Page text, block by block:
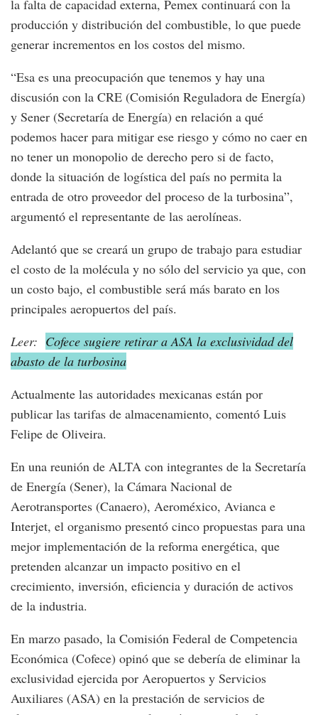
la falta de capacidad externa, Pemex continuará con la
producción y distribución del combustible, lo que puede
generar incrementos en los costos del mismo.
“Esa es una preocupación que tenemos y hay una
discusión con la CRE (Comisión Reguladora de Energía)
y Sener (Secretaría de Energía) en relación a qué
podemos hacer para mitigar ese riesgo y cómo no caer en
no tener un monopolio de derecho pero si de facto,
donde la situación de logística del país no permita la
entrada de otro proveedor del proceso de la turbosina”,
argumentó el representante de las aerolíneas.
Adelantó que se creará un grupo de trabajo para estudiar
el costo de la molécula y no sólo del servicio ya que, con
un costo bajo, el combustible será más barato en los
principales aeropuertos del país.
Leer: Cofece sugiere retirar a ASA la exclusividad del
abasto de la turbosina
Actualmente las autoridades mexicanas están por
publicar las tarifas de almacenamiento, comentó Luis
Felipe de Oliveira.
En una reunión de ALTA con integrantes de la Secretaría
de Energía (Sener), la Cámara Nacional de
Aerotransportes (Canaero), Aeroméxico, Avianca e
Interjet, el organismo presentó cinco propuestas para una
mejor implementación de la reforma energética, que
pretenden alcanzar un impacto positivo en el
crecimiento, inversión, eficiencia y duración de activos
de la industria.
En marzo pasado, la Comisión Federal de Competencia
Económica (Cofece) opinó que se debería de eliminar la
exclusividad ejercida por Aeropuertos y Servicios
Auxiliares (ASA) en la prestación de servicios de